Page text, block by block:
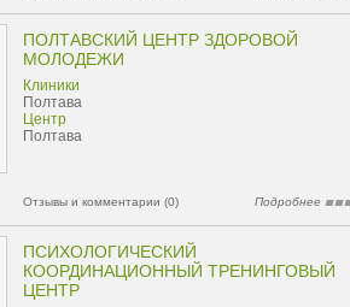
ПОЛТАВСКИЙ ЦЕНТР ЗДОРОВОЙ
МОЛОДЕЖИ
Клиники
Полтава
Центр
Полтава
Отзывы и комментарии (0) Подробнее
ПСИХОЛОГИЧЕСКИЙ
КООРДИНАЦИОННЫЙ ТРЕНИНГОВЫЙ
ЦЕНТР